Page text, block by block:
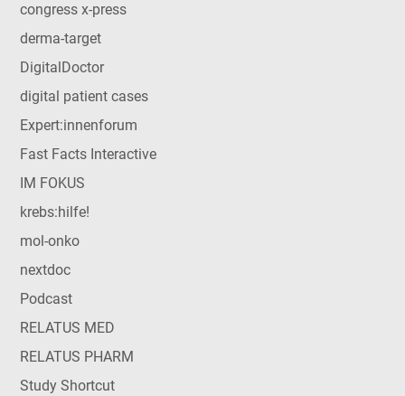
congress x-press
derma-target
DigitalDoctor
digital patient cases
Expert:innenforum
Fast Facts Interactive
IM FOKUS
krebs:hilfe!
mol-onko
nextdoc
Podcast
RELATUS MED
RELATUS PHARM
Study Shortcut